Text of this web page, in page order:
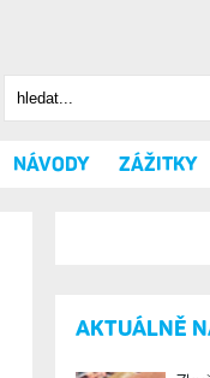
Vyhledávání
Hledat
NÁVODY ZÁŽITKY
AKTUÁLNĚ